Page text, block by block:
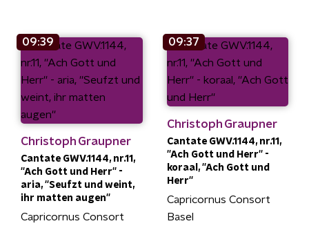
09:39
Christoph Graupner
Cantate GWV.1144, nr.11,
''Ach Gott und Herr'' -
aria, ''Seufzt und weint,
ihr matten augen''
Capricornus Consort
09:37
Christoph Graupner
Cantate GWV.1144, nr.11,
''Ach Gott und Herr'' -
koraal, ''Ach Gott und
Herr''
Capricornus Consort
Basel